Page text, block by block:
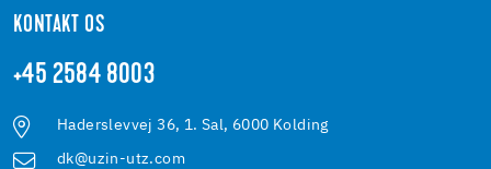
KONTAKT OS
+45 2584 8003
Haderslevvej 36, 1. Sal, 6000 Kolding
dk@uzin-utz.com